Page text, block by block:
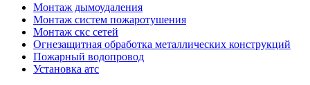
Монтаж дымоудаления
Монтаж систем пожаротушения
Монтаж скс сетей
Огнезащитная обработка металлических конструкций
Пожарный водопровод
Установка атс